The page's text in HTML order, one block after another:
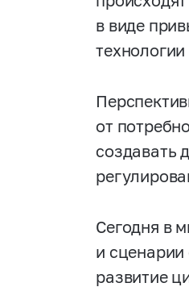
в виде
от
создавать
Сегодня в
и сценарии
развитие